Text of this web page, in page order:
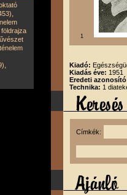
,
,
1
Kiadó:
Kiadás éve: 1951
Eredeti
Technika: 1
Címkék: